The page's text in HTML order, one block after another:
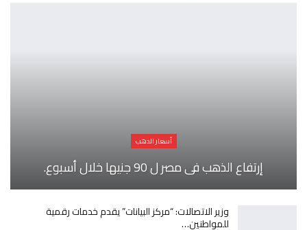
أسعار الدهب
إرتفاع الذهب فى مصر ل 90 جنيها خلال أسبوع.
وزير الاتصالات: “مركز البيانات” يقدم خدمات رقمية
للمواطنين…